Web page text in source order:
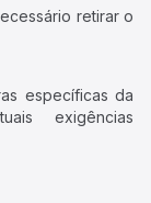
retirar o
específicas da
exigências